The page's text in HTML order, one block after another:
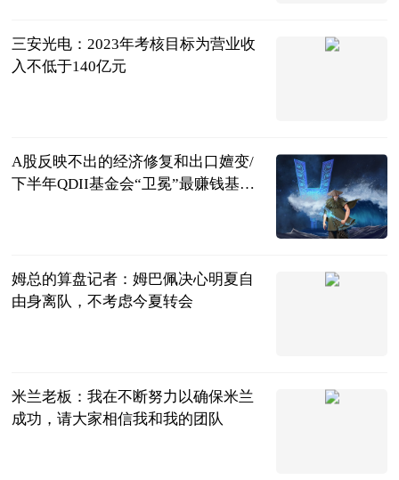
三安光电：2023年考核目标为营业收
入不低于140亿元
A股反映不出的经济修复和出口嬗变/
下半年QDII基金会“卫冕”最赚钱基金
姆总的算盘记者：姆巴佩决心明夏自
由身离队，不考虑今夏转会
米兰老板：我在不断努力以确保米兰
成功，请大家相信我和我的团队